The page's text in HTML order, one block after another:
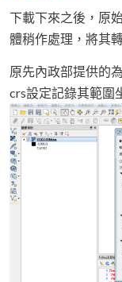
下載下來之後，原
體稍作處理，將其
原先內政部提供的
crs設定記錄其範圍